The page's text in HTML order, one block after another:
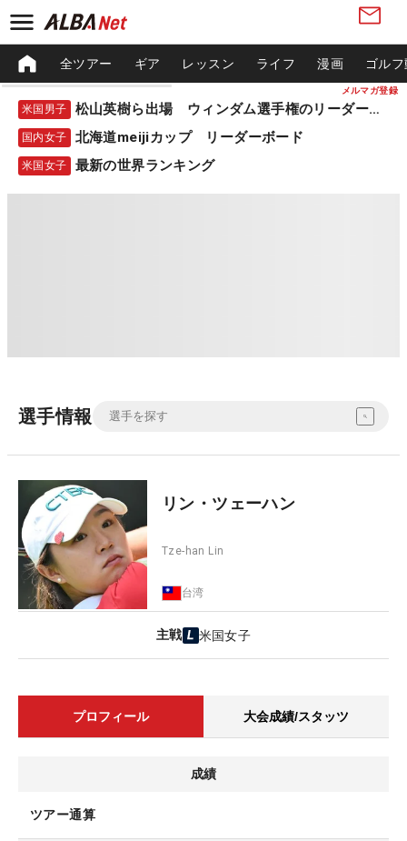
メルマガ登録
全ツアー ギア レッスン ライフ 漫画 ゴル
米国男子 松山英樹ら出場 ウィンダム選手権のリーダーボード
国内女子 北海道meijiカップ リーダーボード
米国女子 最新の世界ランキング
選手情報
リン・ツェーハン
Tze-han Lin
台湾
主戦 米国女子
プロフィール 大会成績/スタッツ
成績
ツアー通算